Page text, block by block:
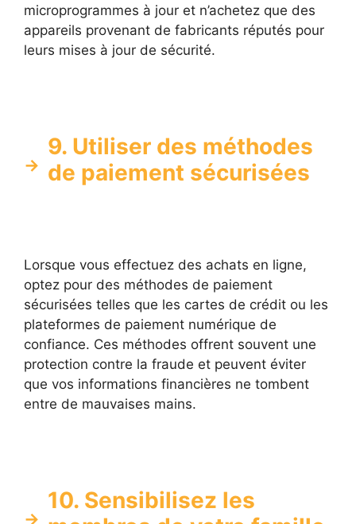
microprogrammes à jour et n’achetez que des
appareils provenant de fabricants réputés pour
leurs mises à jour de sécurité.
9. Utiliser des méthodes
de paiement sécurisées
Lorsque vous effectuez des achats en ligne,
optez pour des méthodes de paiement
sécurisées telles que les cartes de crédit ou les
plateformes de paiement numérique de
confiance. Ces méthodes offrent souvent une
protection contre la fraude et peuvent éviter
que vos informations financières ne tombent
entre de mauvaises mains.
10. Sensibilisez les